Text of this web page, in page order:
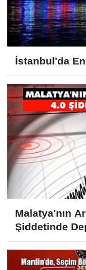
İstanbul'da
Malatya'nın
Şiddetinde